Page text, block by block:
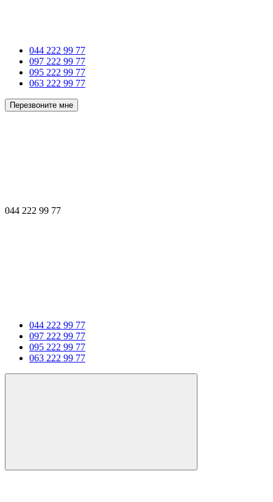
044 222 99 77
097 222 99 77
095 222 99 77
063 222 99 77
Перезвоните мне
044 222 99 77
044 222 99 77
097 222 99 77
095 222 99 77
063 222 99 77